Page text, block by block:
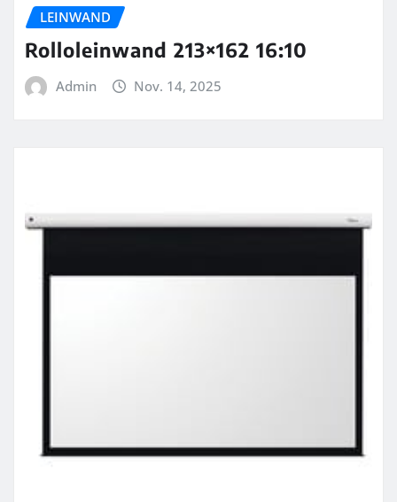
LEINWAND
Rolloleinwand 213×162 16:10
Admin Nov. 14, 2025